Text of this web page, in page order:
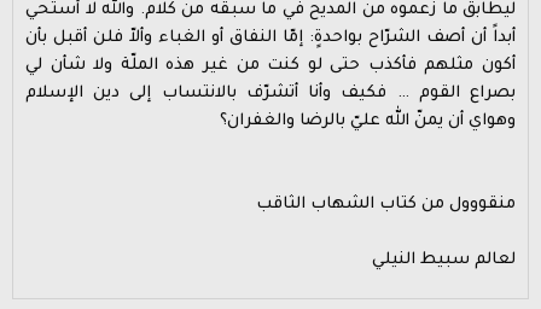
ليطابق ما زعموه من المديح في ما سبقه من كلام. والله لا أستحي
أبداً أن أصف الشرّاح بواحدةٍ: إمّا النفاق أو الغباء وألاّ فلن أقبل بأن
أكون مثلهم فأكذب حتى لو كنت من غير هذه الملّة ولا شأن لي
بصراع القوم … فكيف وأنا أتشرّف بالانتساب إلى دين الإسلام
وهواي أن يمنّ الله عليّ بالرضا والغفران؟
منقووول من كتاب الشهاب الثاقب
لعالم سبيط النيلي